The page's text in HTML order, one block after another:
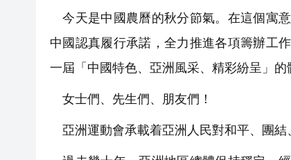
今天是中國農曆的秋分節氣。在這個寓
中國認真履行承諾，全力推進各項籌辦工
一屆「中國特色、亞洲風采、精彩紛呈」
女士們、先生們、朋友們！
亞洲運動會承載着亞洲人民對和平、團結